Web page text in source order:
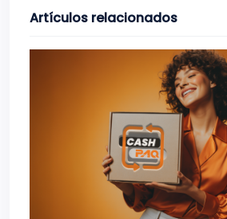
Artículos relacionados